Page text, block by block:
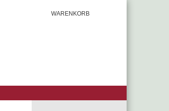
WARENKORB